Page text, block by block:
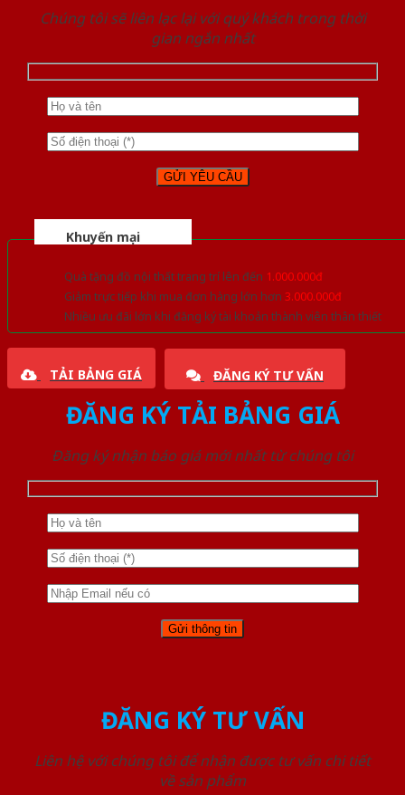
Chúng tôi sẽ liên lạc lại với quý khách trong thời
gian ngắn nhất
Khuyến mại
Quà tặng đồ nội thất trang trí lên đến 1.000.000đ
Giảm trực tiếp khi mua đơn hàng lớn hơn 3.000.000đ
Nhiều ưu đãi lớn khi đăng ký tài khoản thành viên thân thiết
TẢI BẢNG GIÁ ĐĂNG KÝ TƯ VẤN
ĐĂNG KÝ TẢI BẢNG GIÁ
Đăng ký nhận báo giá mới nhất từ chúng tôi
ĐĂNG KÝ TƯ VẤN
Liên hệ với chúng tôi để nhận được tư vấn chi tiết
về sản phẩm